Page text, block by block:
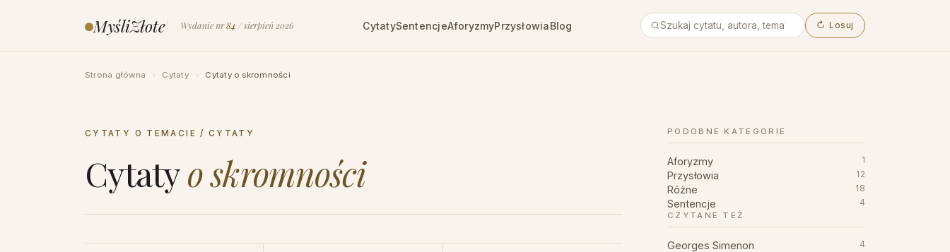
treści
MyśliZłote Wydanie nr84 / sierpień 2026 CytatySentencjeAforyzmyPrzysłowiaBlog ↻ Losuj
Strona główna › Cytaty › Cytaty o skromności
CYTATY O TEMACIE / CYTATY
Cytatyo skromności
PODOBNE KATEGORIE
Aforyzmy 1
Przysłowia 12
Różne 18
Sentencje
4
CZYTANE TEŻ
Georges Simenon 4